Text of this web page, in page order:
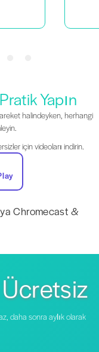
Yapın
halindeyken, herhangi
için videoları indirin.
Chromecast &
daha sonra aylık olarak